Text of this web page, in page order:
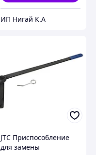
ИП Нигай К.А
JTC Приспособление
для замены